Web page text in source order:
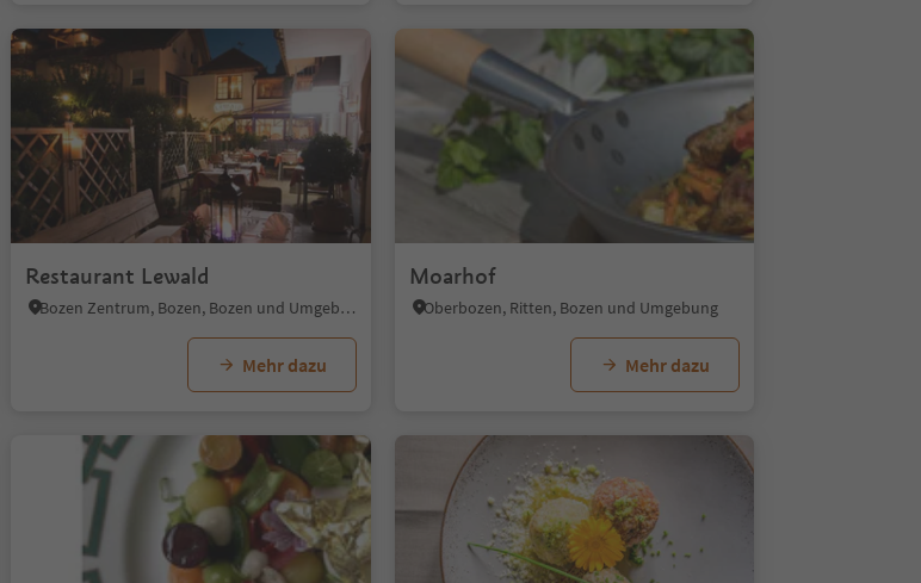
Restaurant Lewald
Bozen Zentrum, Bozen, Bozen und Umgebung
Mehr dazu
Moarhof
Oberbozen, Ritten, Bozen und Umgebung
Mehr dazu